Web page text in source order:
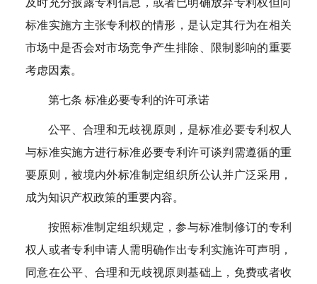
及时充分披露专利信息，或者已明确放弃专利权但向
标准实施方主张专利权的情形，是认定其行为在相关
市场中是否会对市场竞争产生排除、限制影响的重要
考虑因素。
第七条 标准必要专利的许可承诺
公平、合理和无歧视原则，是标准必要专利权人
与标准实施方进行标准必要专利许可谈判需遵循的重
要原则，被境内外标准制定组织所公认并广泛采用，
成为知识产权政策的重要内容。
按照标准制定组织规定，参与标准制修订的专利
权人或者专利申请人需明确作出专利实施许可声明，
同意在公平、合理和无歧视原则基础上，免费或者收